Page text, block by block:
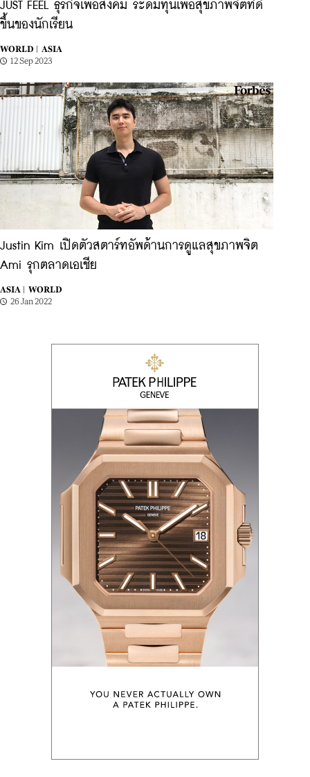
JUST FEEL ธุรกิจเพื่อสังคม ระดมทุนเพื่อสุขภาพจิตที่ดี
ขึ้นของนักเรียน
WORLD |
ASIA
12 Sep 2023
Justin Kim เปิดตัวสตาร์ทอัพด้านการดูแลสุขภาพจิต
Ami รุกตลาดเอเชีย
ASIA |
WORLD
26 Jan 2022